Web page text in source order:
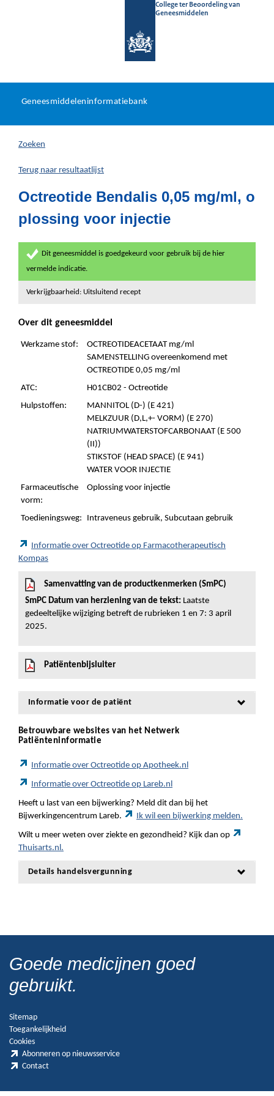
College ter Beoordeling van
Geneesmiddelen
U
hier:
Geneesmiddeleninformatiebank
Zoeken
Terug naar resultaatlijst
Octreotide Bendalis 0,05 mg/ml, o
plossing voor injectie
Dit geneesmiddel is goedgekeurd voor gebruik bij de hier
vermelde indicatie.
Verkrijgbaarheid: Uitsluitend recept
Over dit geneesmiddel
Werkzame stof:
OCTREOTIDEACETAAT mg/ml
SAMENSTELLING overeenkomend met
OCTREOTIDE 0,05 mg/ml
ATC:
H01CB02 - Octreotide
Hulpstoffen:
MANNITOL (D-) (E 421)
MELKZUUR (D,L,+- VORM) (E 270)
NATRIUMWATERSTOFCARBONAAT (E 500
(II))
STIKSTOF (HEAD SPACE) (E 941)
WATER VOOR INJECTIE
Farmaceutische
vorm:
Oplossing voor injectie
Toedieningsweg: Intraveneus gebruik, Subcutaan gebruik
Informatie over Octreotide op Farmacotherapeutisch
Kompas
Samenvatting van de productkenmerken (SmPC)
SmPC Datum van herziening van de tekst: Laatste
gedeeltelijke wijziging betreft de rubrieken 1 en 7: 3 april
2025.
Patiëntenbijsluiter
Informatie voor de patiënt
Betrouwbare websites van het Netwerk
Patiënteninformatie
Informatie over Octreotide op Apotheek.nl
Informatie over Octreotide op Lareb.nl
Heeft u last van een bijwerking? Meld dit dan bij het
Bijwerkingencentrum Lareb.
Ik wil een bijwerking melden.
Wilt u meer weten over ziekte en gezondheid? Kijk dan op
Thuisarts.nl.
Details handelsvergunning
Goede medicijnen goed
gebruikt.
Sitemap
Toegankelijkheid
Cookies
Abonneren op nieuwsservice
Contact